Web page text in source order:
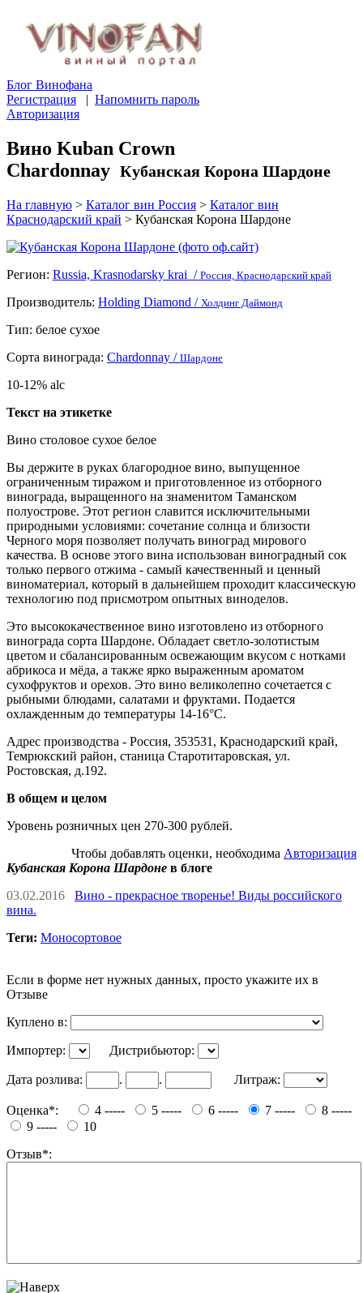
Блог Винофана
Регистрация | Напомнить пароль
Авторизация
Вино Kuban Crown
Chardonnay Кубанская Корона Шардоне
На главную > Каталог вин Россия > Каталог вин
Краснодарский край > Кубанская Корона Шардоне
Регион: Russia, Krasnodarsky krai / Россия, Краснодарский край
Производитель: Holding Diamond / Холдинг Даймонд
Тип: белое сухое
Сорта винограда: Chardonnay / Шардоне
10-12% alc
Текст на этикетке
Вино столовое сухое белое
Вы держите в руках благородное вино, выпущенное
ограниченным тиражом и приготовленное из отборного
винограда, выращенного на знаменитом Таманском
полуострове. Этот регион славится исключительными
природными условиями: сочетание солнца и близости
Черного моря позволяет получать виноград мирового
качества. В основе этого вина использован виноградный сок
только первого отжима - самый качественный и ценный
виноматериал, который в дальнейшем проходит классическую
технологию под присмотром опытных виноделов.
Это высококачественное вино изготовлено из отборного
винограда сорта Шардоне. Обладает светло-золотистым
цветом и сбалансированным освежающим вкусом с нотками
абрикоса и мёда, а также ярко выраженным ароматом
сухофруктов и орехов. Это вино великолепно сочетается с
рыбными блюдами, салатами и фруктами. Подается
охлажденным до температуры 14-16°С.
Адрес производства - Россия, 353531, Краснодарский край,
Темрюкский район, станица Старотитаровская, ул.
Ростовская, д.192.
В общем и целом
Уровень розничных цен 270-300 рублей.
Чтобы добавлять оценки, необходима Авторизация
Кубанская Корона Шардоне в блоге
03.02.2016
Вино - прекрасное творенье! Виды российского
вина.
Теги: Моносортовое
Если в форме нет нужных данных, просто укажите их в
Отзыве
Куплено в:
Импортер: Дистрибьютор:
Дата розлива: . . Литраж:
Оценка*: 4 ----- 5 ----- 6 ----- 7 -----
8 -----
9 -----
10
Отзыв*: